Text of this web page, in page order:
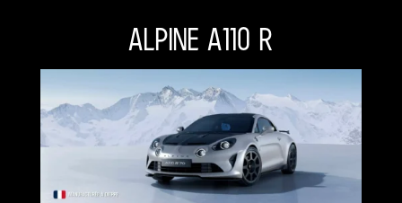
ALPINE A110 R